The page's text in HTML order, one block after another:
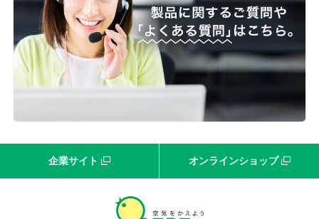
企業サイト オンラインショップ